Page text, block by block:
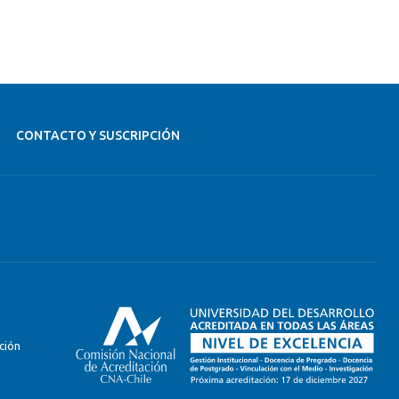
CONTACTO Y SUSCRIPCIÓN